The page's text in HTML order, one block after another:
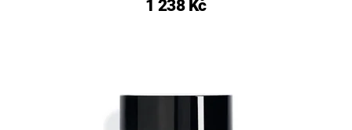
1 238 Kč